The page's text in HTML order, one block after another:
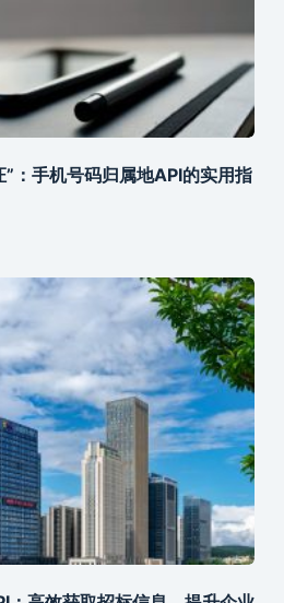
：手机号码归属地API的实用指